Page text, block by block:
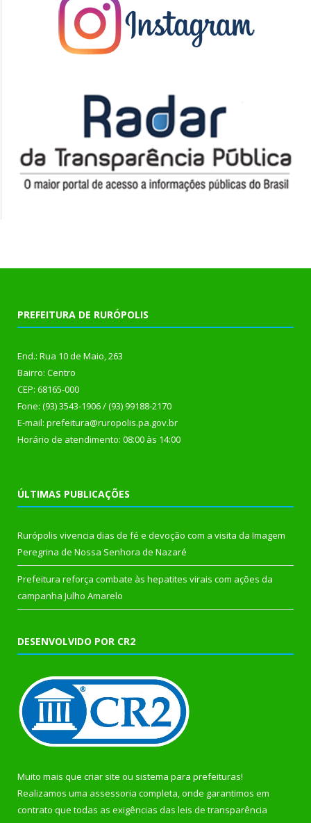
PREFEITURA DE RURÓPOLIS
End.: Rua 10 de Maio, 263
Bairro: Centro
CEP: 68165-000
Fone: (93) 3543-1906 / (93) 99188-2170
E-mail: prefeitura@ruropolis.pa.gov.br
Horário de atendimento: 08:00 às 14:00
ÚLTIMAS PUBLICAÇÕES
Rurópolis vivencia dias de fé e devoção com a visita da Imagem
Peregrina de Nossa Senhora de Nazaré
Prefeitura reforça combate às hepatites virais com ações da
campanha Julho Amarelo
DESENVOLVIDO POR CR2
Muito mais que criar site ou sistema para prefeituras!
Realizamos uma assessoria completa, onde garantimos em
contrato que todas as exigências das leis de transparência